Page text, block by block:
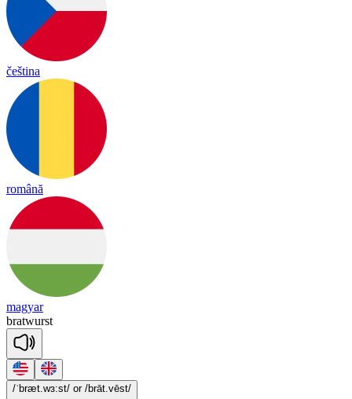
čeština
română
magyar
bratwurst
/ˈbræt.wɜ:st/ or /brāt.vēst/